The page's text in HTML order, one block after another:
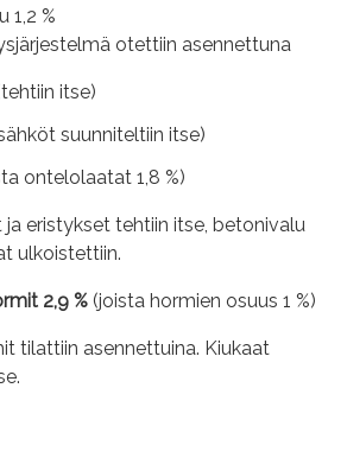
1,2 %
otettiin asennettuna
itse)
suunniteltiin itse)
ontelolaatat 1,8 %)
ja eristykset tehtiin itse, betonivalu
ulkoistettiin.
2,9 % (joista hormien osuus 1 %)
tilattiin asennettuina. Kiukaat